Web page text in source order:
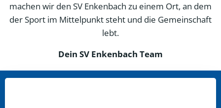
machen wir den SV Enkenbach zu einem Ort, an dem
der Sport im Mittelpunkt steht und die Gemeinschaft
lebt.
Dein SV Enkenbach Team